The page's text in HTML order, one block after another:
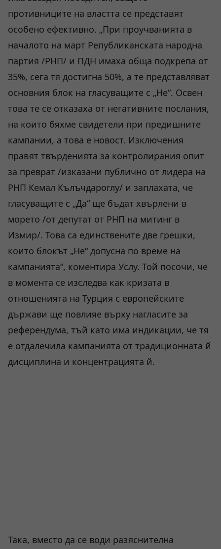
противниците на властта се представят
особено ефективно. „При проучванията в
началото на март Републиканската народна
партия /РНП/ и ПДН имаха обща подкрепа от
35%, сега тя достигна 50%, а те представляват
основния блок на гласуващите с „Не“. Освен
това те се отказаха от негативните послания,
на които бяхме свидетели при предишните
кампании, а това е новост. Изключения
правят твърденията за контролирания опит
за преврат /изказани публично от лидера на
РНП Кемал Кълъчдароглу/ и заплахата, че
гласуващите с „Да“ ще бъдат хвърлени в
морето /от депутат от РНП на митинг в
Измир/. Това са единствените две грешки,
които блокът „Не“ допусна по време на
кампанията“, коментира Услу. Той посочи, че
в момента се изследва как кризата в
отношенията на Турция с европейските
държави ще повлияе върху нагласите за
референдума, тъй като има индикации, че тя
е отдалечила кампанията от традиционната й
дисциплина и концентрацията й.
Така, вместо да се води разяснителна